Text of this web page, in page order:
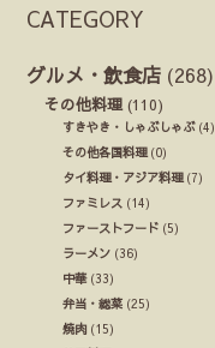
CATEGORY
グルメ・飲食店 (268)
その他料理 (110)
すきやき・しゃぶしゃぶ(4)
その他各国料理(0)
タイ料理・アジア料理(7)
ファミレス (14)
ファーストフード (5)
ラーメン (36)
中華(33)
弁当・総菜 (25)
焼肉 (15)